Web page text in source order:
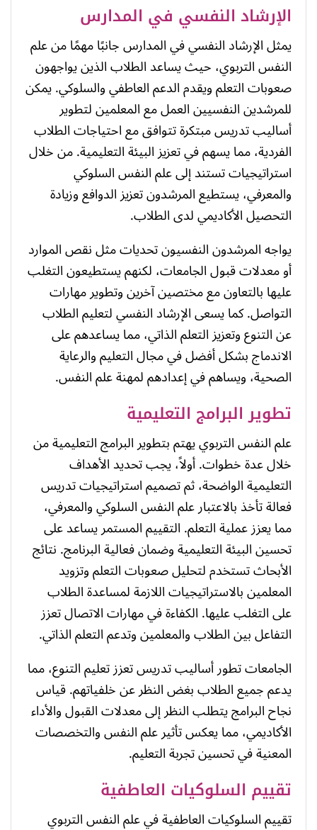
الإرشاد النفسي في المدارس
يمثل الإرشاد النفسي في المدارس جانبًا مهمًا من علم
النفس التربوي، حيث يساعد الطلاب الذين يواجهون
صعوبات التعلم ويقدم الدعم العاطفي والسلوكي. يمكن
للمرشدين النفسيين العمل مع المعلمين لتطوير
أساليب تدريس مبتكرة تتوافق مع احتياجات الطلاب
الفردية، مما يسهم في تعزيز البيئة التعليمية. من خلال
استراتيجيات تستند إلى علم النفس السلوكي
والمعرفي، يستطيع المرشدون تعزيز الدوافع وزيادة
التحصيل الأكاديمي لدى الطلاب.
يواجه المرشدون النفسيون تحديات مثل نقص الموارد
أو معدلات قبول الجامعات، لكنهم يستطيعون التغلب
عليها بالتعاون مع مختصين آخرين وتطوير مهارات
التواصل. كما يسعى الإرشاد النفسي لتعليم الطلاب
عن التنوع وتعزيز التعلم الذاتي، مما يساعدهم على
الاندماج بشكل أفضل في مجال التعليم والرعاية
الصحية، ويساهم في إعدادهم لمهنة علم النفس.
تطوير البرامج التعليمية
علم النفس التربوي يهتم بتطوير البرامج التعليمية من
خلال عدة خطوات. أولاً، يجب تحديد الأهداف
التعليمية الواضحة، ثم تصميم استراتيجيات تدريس
فعالة تأخذ بالاعتبار علم النفس السلوكي والمعرفي،
مما يعزز عملية التعلم. التقييم المستمر يساعد على
تحسين البيئة التعليمية وضمان فعالية البرنامج. نتائج
الأبحاث تستخدم لتحليل صعوبات التعلم وتزويد
المعلمين بالاستراتيجيات اللازمة لمساعدة الطلاب
على التغلب عليها. الكفاءة في مهارات الاتصال تعزز
التفاعل بين الطلاب والمعلمين وتدعم التعلم الذاتي.
الجامعات تطور أساليب تدريس تعزز تعليم التنوع، مما
يدعم جميع الطلاب بغض النظر عن خلفياتهم. قياس
نجاح البرامج يتطلب النظر إلى معدلات القبول والأداء
الأكاديمي، مما يعكس تأثير علم النفس والتخصصات
المعنية في تحسين تجربة التعليم.
تقييم السلوكيات العاطفية
تقييم السلوكيات العاطفية في علم النفس التربوي